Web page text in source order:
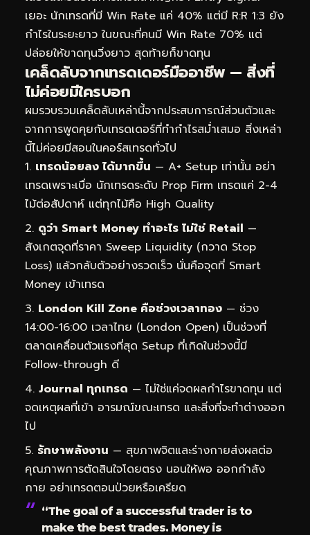
เยอะ นักเทรดที่มี Win Rate แค่ 40% แต่มี R:R 1:3 ยัง
กำไรในระยะยาว ในขณะที่คนมี Win Rate 70% แต่
ปล่อยให้ขาดทุนวิ่งยาว สุดท้ายก็ขาดทุน
เคล็ดลับจากเทรดเดอร์มืออาชีพ — สิ่งที่
ไม่ค่อยมีใครบอก
ผมรวบรวมเคล็ดลับเหล่านี้จากประสบการณ์ส่วนตัวและ
จากการพูดคุยกับเทรดเดอร์ที่ทำกำไรสม่ำเสมอ สิ่งเหล่า
นี้ไม่ค่อยมีสอนในคอร์สเทรดทั่วไป
เทรดน้อยลง ได้มากขึ้น — A+ Setup เท่านั้น อย่า
เทรดเพราะเบื่อ นักเทรดระดับ Prop Firm เทรดแค่ 2-4
ไม้ต่อสัปดาห์ แต่ทุกไม้คือ High Quality
ดูว่า Smart Money ทำอะไร ไม่ใช่ Retail —
สังเกตจุดที่ราคา Sweep Liquidity (กวาด Stop
Loss) แล้วกลับตัวอย่างรวดเร็ว นั่นคือจุดที่ Smart
Money เข้าเทรด
London Kill Zone คือช่วงเวลาทอง — ช่วง
14:00-16:00 เวลาไทย (London Open) เป็นช่วงที่
ตลาดเคลื่อนตัวแรงที่สุด Setup ที่เกิดในช่วงนี้มี
Follow-through ดี
Journal ทุกเทรด — ไม่ใช่แค่จดผลกำไรขาดทุน แต่
จดเหตุผลที่เข้า อารมณ์ขณะเทรด และสิ่งที่จะทำต่างออก
ไป
รักษาพลังงาน — สุขภาพจิตและร่างกายส่งผลต่อ
คุณภาพการตัดสินใจโดยตรง นอนให้พอ ออกกำลัง
กาย อย่าเทรดตอนป่วยหรือเครียด
“The goal of a successful trader is to
make the best trades. Money is